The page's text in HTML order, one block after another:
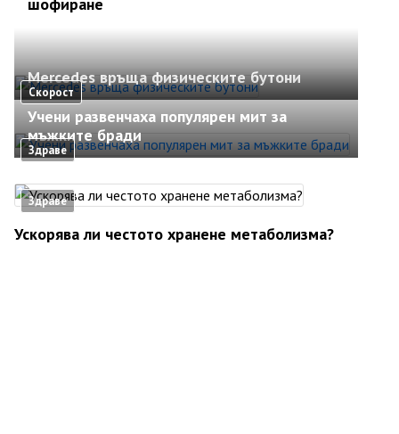
Скорост
Mercedes връща физическите бутони
Здраве
Учени развенчаха популярен мит за
мъжките бради
Здраве
Ускорява ли честото хранене метаболизма?